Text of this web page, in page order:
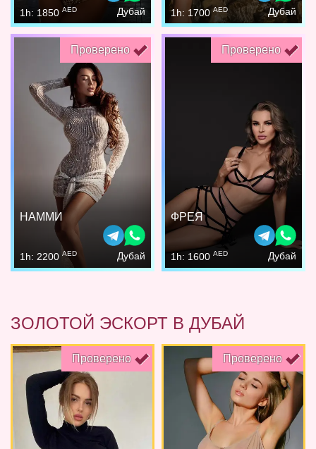
1h: 1850 AED Дубай 1h: 1700 AED Дубай
Проверено
НАММИ
1h: 2200 AED Дубай
Проверено
ФРЕЯ
1h: 1600 AED Дубай
ЗОЛОТОЙ ЭСКОРТ В ДУБАЙ
Проверено Проверено